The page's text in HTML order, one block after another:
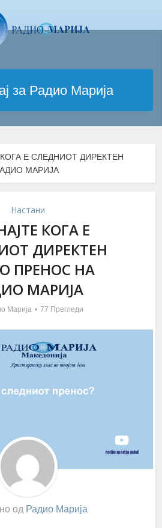
за Радио Марија
Е СЛЕДНИОТ ДИРЕКТЕН
МАРИЈА
Настани
КОГА Е
ДИРЕКТЕН
ПРЕНОС НА
МАРИЈА
Марија 77 Прегледи
од Радио Марија